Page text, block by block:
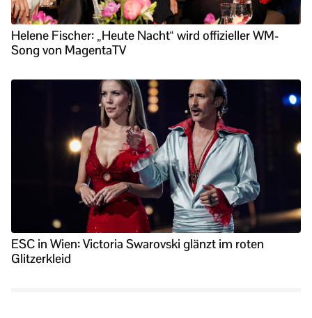
Helene Fischer: „Heute Nacht“ wird offizieller WM-
Song von MagentaTV
ESC in Wien: Victoria Swarovski glänzt im roten
Glitzerkleid